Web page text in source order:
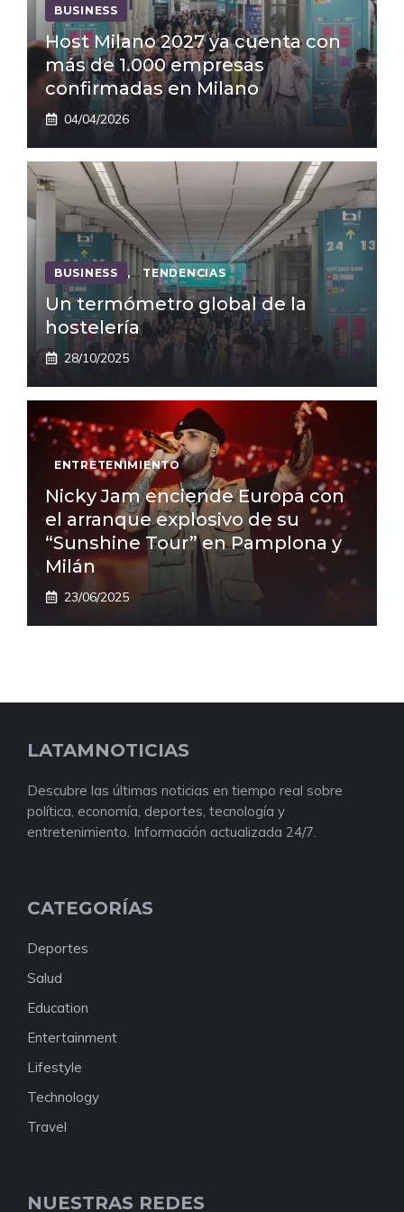
BUSINESS
Host Milano 2027 ya cuenta con
más de 1.000 empresas
confirmadas en Milano
04/04/2026
BUSINESS , TENDENCIAS
Un termómetro global de la
hostelería
28/10/2025
ENTRETENIMIENTO
Nicky Jam enciende Europa con
el arranque explosivo de su
“Sunshine Tour” en Pamplona y
Milán
23/06/2025
LATAMNOTICIAS
Descubre las últimas noticias en tiempo real sobre
política, economía, deportes, tecnología y
entretenimiento. Información actualizada 24/7.
CATEGORÍAS
Deportes
Salud
Education
Entertainment
Lifestyle
Technology
Travel
NUESTRAS REDES